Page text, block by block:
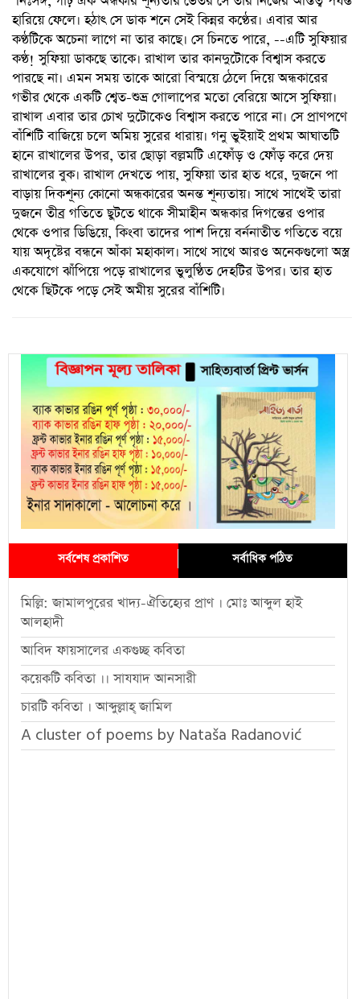
হারিয়ে ফেলে। হঠাৎ সে ডাক শনে সেই কিন্নর কণ্ঠের। এবার আর
কণ্ঠটিকে অচেনা লাগে না তার কাছে। সে চিনতে পারে, --এটি সুফিয়ার
কণ্ঠ! সুফিয়া ডাকছে তাকে। রাখাল তার কানদুটোকে বিশ্বাস করতে
পারছে না। এমন সময় তাকে আরো বিস্ময়ে ঠেলে দিয়ে অন্ধকারের
গভীর থেকে একটি শ্বেত-শুভ্র গোলাপের মতো বেরিয়ে আসে সুফিয়া।
রাখাল এবার তার চোখ দুটোকেও বিশ্বাস করতে পারে না। সে প্রাণপণে
বাঁশিটি বাজিয়ে চলে অমিয় সুরের ধারায়। গনু ভুইয়াই প্রথম আঘাতটি
হানে রাখালের উপর, তার ছোড়া বল্লমটি এফোঁড় ও ফোঁড় করে দেয়
রাখালের বুক। রাখাল দেখতে পায়, সুফিয়া তার হাত ধরে, দুজনে পা
বাড়ায় দিকশূন্য কোনো অন্ধকারের অনন্ত শূন্যতায়। সাথে সাথেই তারা
দুজনে তীব্র গতিতে ছুটতে থাকে সীমাহীন অন্ধকার দিগন্তের ওপার
থেকে ওপার ডিঙিয়ে, কিংবা তাদের পাশ দিয়ে বর্ননাতীত গতিতে বয়ে
যায় অদৃষ্টের বন্ধনে আঁকা মহাকাল। সাথে সাথে আরও অনেকগুলো অস্ত্র
একযোগে ঝাঁপিয়ে পড়ে রাখালের ভুলুণ্ঠিত দেহটির উপর। তার হাত
থেকে ছিটকে পড়ে সেই অমীয় সুরের বাঁশিটি।
সর্বশেষ প্রকাশিত সর্বাধিক পঠিত
মিল্লি: জামালপুরের খাদ্য-ঐতিহ্যের প্রাণ । মোঃ আব্দুল হাই
আলহাদী
আবিদ ফায়সালের একগুচ্ছ কবিতা
কয়েকটি কবিতা ।। সাযযাদ আনসারী
চারটি কবিতা । আব্দুল্লাহ্ জামিল
A cluster of poems by Nataša Radanović